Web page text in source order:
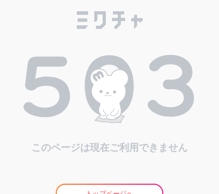
このページは現在ご利用できません